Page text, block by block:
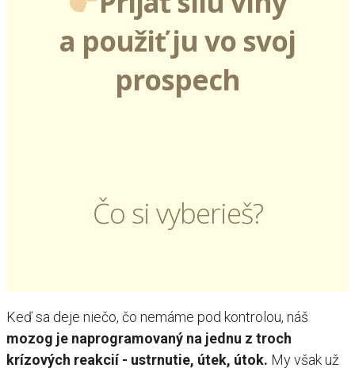
a použiť ju vo svoj
prospech
Čo si vyberieš?
Keď sa deje niečo, čo nemáme pod kontrolou, náš
mozog je naprogramovaný na jednu z troch
krízových reakcií - ustrnutie, útek, útok. My však už